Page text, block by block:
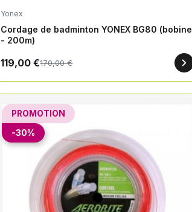
Yonex
Cordage de badminton YONEX BG80 (bobine
- 200m)
119,00 €170,00 €
PROMOTION
-30%